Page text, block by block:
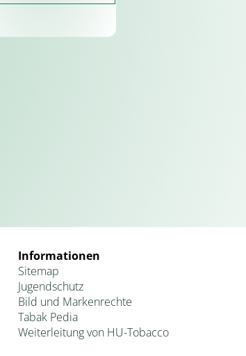
Informationen
Sitemap
Jugendschutz
Bild und Markenrechte
Tabak Pedia
Weiterleitung von HU-Tobacco